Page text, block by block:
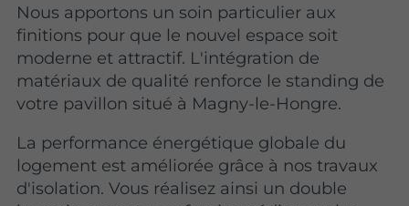
Nous apportons un soin particulier aux
finitions pour que le nouvel espace soit
moderne et attractif. L'intégration de
matériaux de qualité renforce le standing de
votre pavillon situé à Magny-le-Hongre.
La performance énergétique globale du
logement est améliorée grâce à nos travaux
d'isolation. Vous réalisez ainsi un double